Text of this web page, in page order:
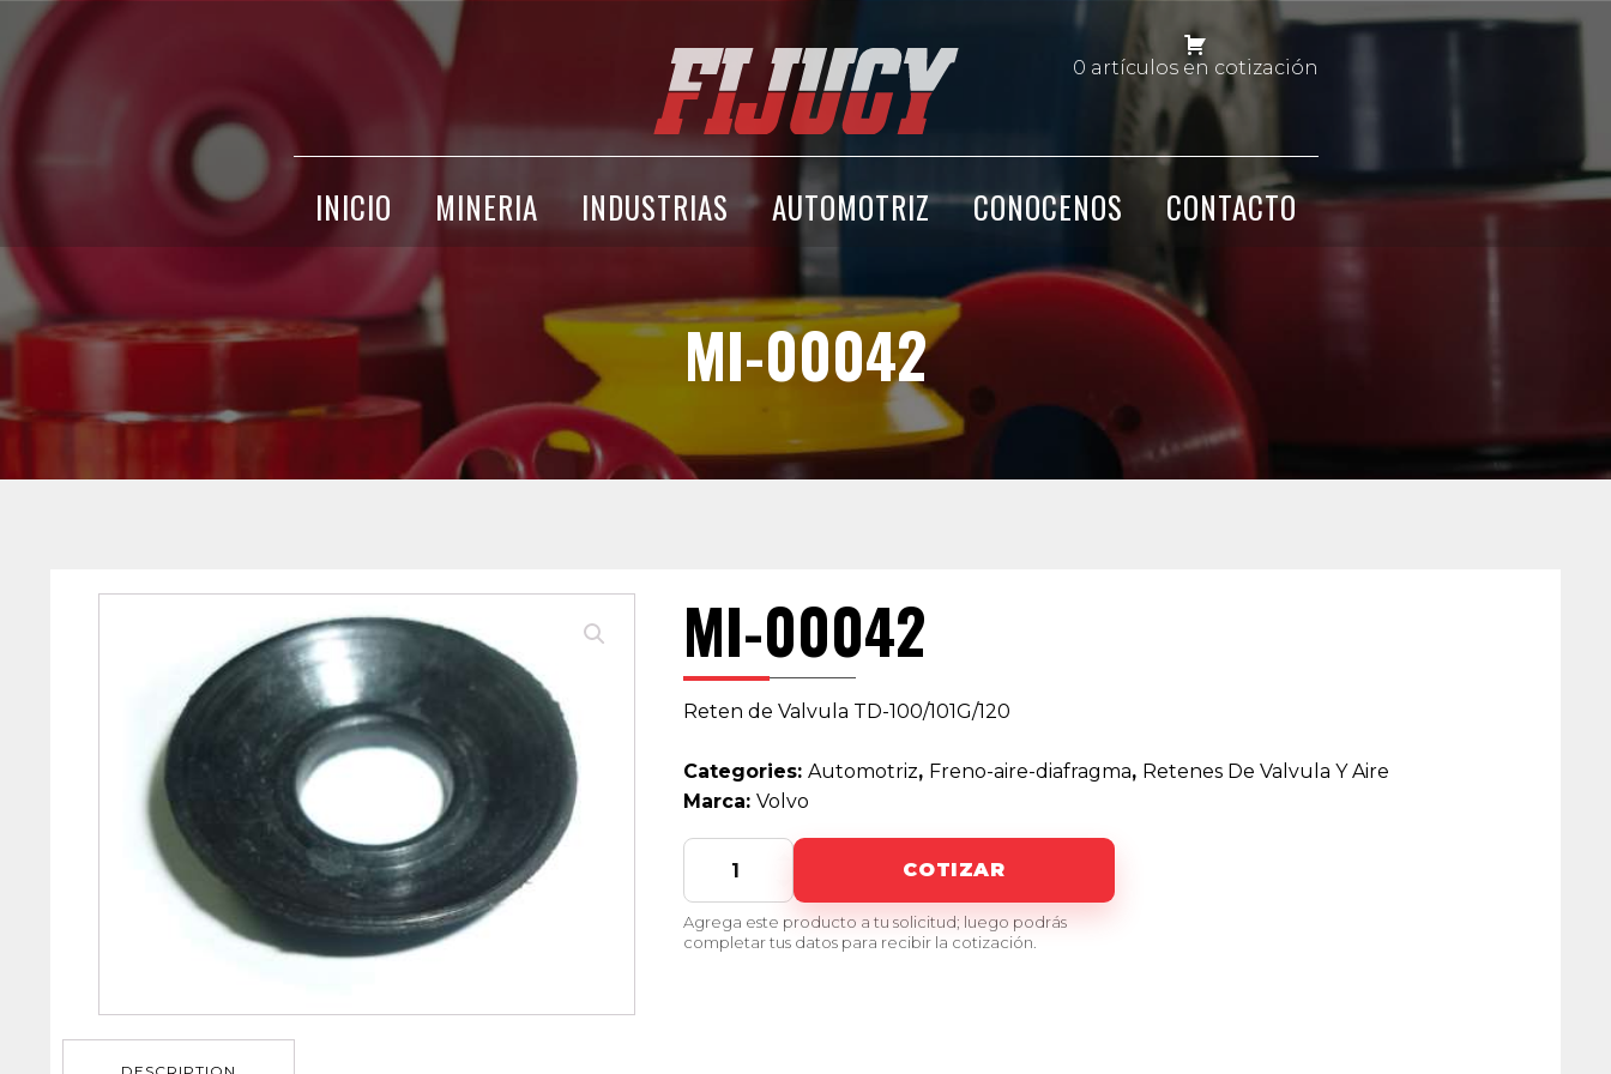
0 artículos en cotización
INICIO MINERIA INDUSTRIAS AUTOMOTRIZ CONOCENOS CONTACTO
MI-00042
MI-00042
Reten de Valvula TD-100/101G/120
Categories: Automotriz, Freno-aire-diafragma, Retenes De Valvula Y Aire
Marca: Volvo
quantity
COTIZAR
Agrega este producto a tu solicitud; luego podrás
completar tus datos para recibir la cotización.